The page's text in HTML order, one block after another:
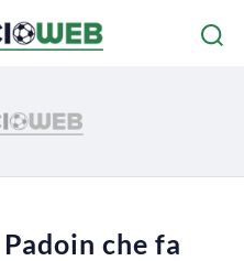
che fa